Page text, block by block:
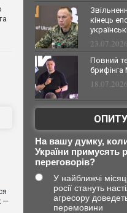
—
кінець
Повний
На вашу думку, коли
України примусять
переговорів?
У найближчі
росії стануть
агресору
перемовини